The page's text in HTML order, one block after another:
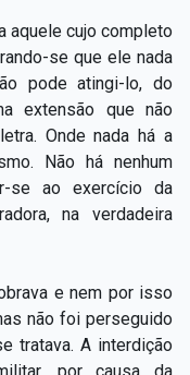
aquele cujo completo
se que ele nada
pode atingi-lo, do
extensão que não
Onde nada há a
Não há nenhum
se ao exercício da
na verdadeira
e nem por isso
não foi perseguido
tratava. A interdição